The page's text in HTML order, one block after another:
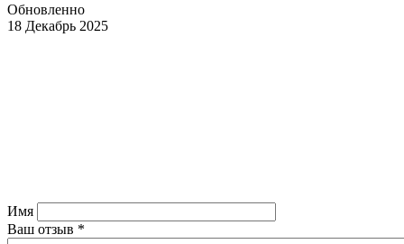
Обновленно
18 Декабрь 2025
Имя
Ваш отзыв *